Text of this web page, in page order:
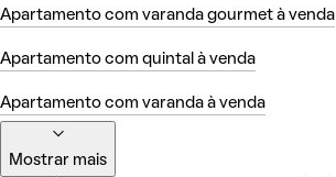
Apartamento com varanda gourmet à venda
Apartamento com quintal à venda
Apartamento com varanda à venda
Mostrar mais